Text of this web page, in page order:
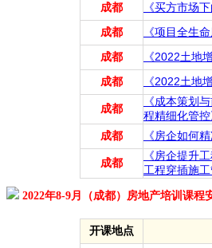
成都
《买方市场
成都
《项目全生
成都
《2022土地
成都
《2022土地
成都
《成本策划
程精细化管控
成都
《房企如何
成都
《房企提升
工程穿插施工
2022年8-9月（成都）房地产培训课程
开课地点